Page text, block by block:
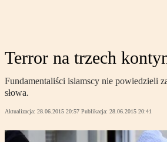
Terror na trzech
Fundamentaliści islamscy nie powiedzieli
słowa.
Aktualizacja: 28.06.2015 20:57 Publikacja: 28.06.2015 20:41